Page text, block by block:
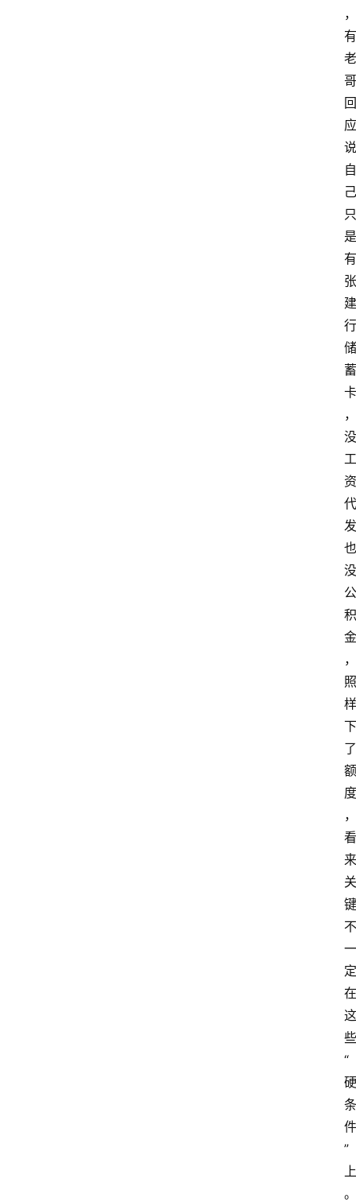
，
有
老
哥
回
应
说
自
己
只
是
有
张
建
行
储
蓄
卡
，
没
工
资
代
发
也
没
公
积
金
，
照
样
下
了
额
度
，
看
来
关
键
不
一
定
在
这
些
“
硬
条
件
”
上
。